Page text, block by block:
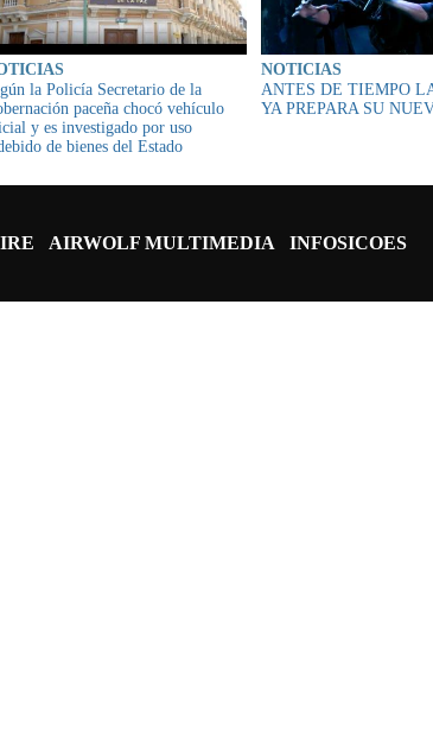
la Policía Secretario de la
paceña chocó vehículo
y es investigado por uso
de bienes del Estado
NOTICIAS
ANTES DE TIEMPO
YA PREPARA SU
AIRWOLF MULTIMEDIA INFOSICOES